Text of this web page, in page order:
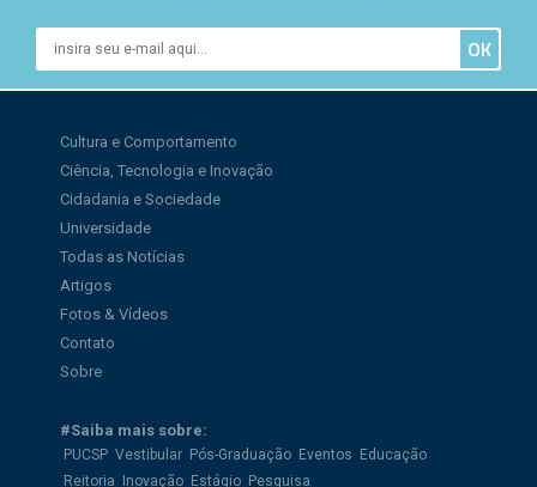
Cultura e Comportamento
Ciência, Tecnologia e Inovação
Cidadania e Sociedade
Universidade
Todas as Notícias
Artigos
Fotos & Vídeos
Contato
Sobre
#Saiba mais sobre:
PUCSP Vestibular Pós-Graduação Eventos
Educação
Reitoria
Inovação Estágio Pesquisa